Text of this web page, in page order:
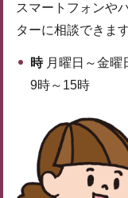
スマートフォンや
ターに相談できます
時 月曜日～金曜
9時～15時